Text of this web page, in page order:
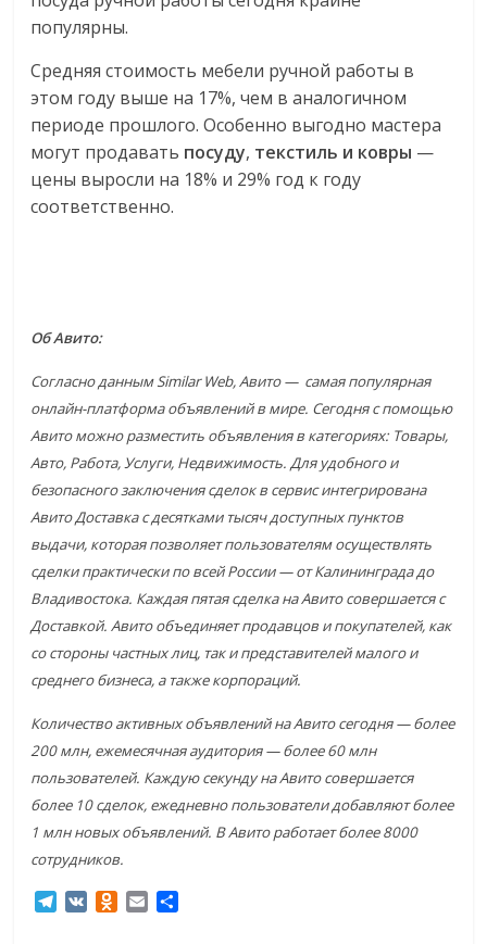
популярны.
Средняя стоимость мебели ручной работы в
этом году выше на 17%, чем в аналогичном
периоде прошлого. Особенно выгодно мастера
могут продавать посуду, текстиль и ковры —
цены выросли на 18% и 29% год к году
соответственно.
Об Авито:
Согласно данным Similar Web, Авито — самая популярная
онлайн-платформа объявлений в мире. Сегодня с помощью
Авито можно разместить объявления в категориях: Товары,
Авто, Работа, Услуги, Недвижимость. Для удобного и
безопасного заключения сделок в сервис интегрирована
Авито Доставка с десятками тысяч доступных пунктов
выдачи, которая позволяет пользователям осуществлять
сделки практически по всей России — от Калининграда до
Владивостока. Каждая пятая сделка на Авито совершается с
Доставкой. Авито объединяет продавцов и покупателей, как
со стороны частных лиц, так и представителей малого и
среднего бизнеса, а также корпораций.
Количество активных объявлений на Авито сегодня — более
200 млн, ежемесячная аудитория — более 60 млн
пользователей. Каждую секунду на Авито совершается
более 10 сделок, ежедневно пользователи добавляют более
1 млн новых объявлений. В Авито работает более 8000
сотрудников.
T
O